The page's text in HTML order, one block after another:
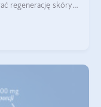
regenerację skóry i